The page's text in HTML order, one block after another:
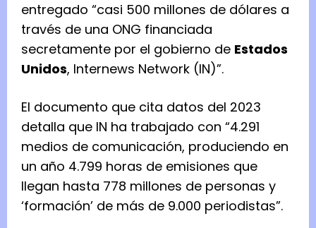
entregado “casi 500 millones de dólares a
través de una ONG financiada
secretamente por el gobierno de Estados
Unidos, Internews Network (IN)”.
El documento que cita datos del 2023
detalla que IN ha trabajado con “4.291
medios de comunicación, produciendo en
un año 4.799 horas de emisiones que
llegan hasta 778 millones de personas y
‘formación’ de más de 9.000 periodistas”.